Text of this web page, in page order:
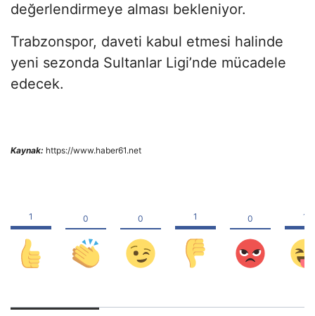
değerlendirmeye alması bekleniyor.
Trabzonspor, daveti kabul etmesi halinde
yeni sezonda Sultanlar Ligi’nde mücadele
edecek.
Kaynak: https://www.haber61.net